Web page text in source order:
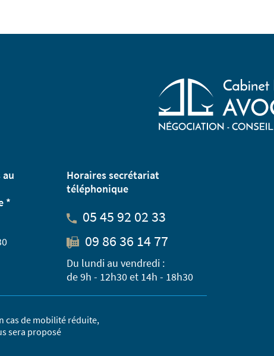
*
Horaires secrétariat
téléphonique
05 45 92 02 33
09 86 36 14 77
Du lundi au vendredi :
de 9h - 12h30 et 14h - 18h30
cas de mobilité réduite,
sera proposé